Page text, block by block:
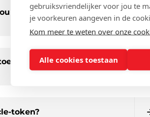
gebruiksvriendelijker voor jou te
je voorkeuren aangeven in de
Kom meer te weten over onze
Alle cookies toestaan
hebben om mijn facturen
aan mijn bestaand Doccle-
token?